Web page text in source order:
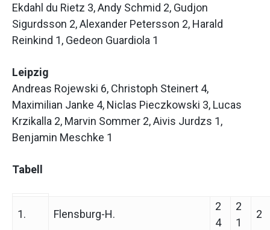
Ekdahl du Rietz 3, Andy Schmid 2, Gudjon
Sigurdsson 2, Alexander Petersson 2, Harald
Reinkind 1, Gedeon Guardiola 1
Leipzig
Andreas Rojewski 6, Christoph Steinert 4,
Maximilian Janke 4, Niclas Pieczkowski 3, Lucas
Krzikalla 2, Marvin Sommer 2, Aivis Jurdzs 1,
Benjamin Meschke 1
Tabell
1. Flensburg-H.
2
4
2
1
2